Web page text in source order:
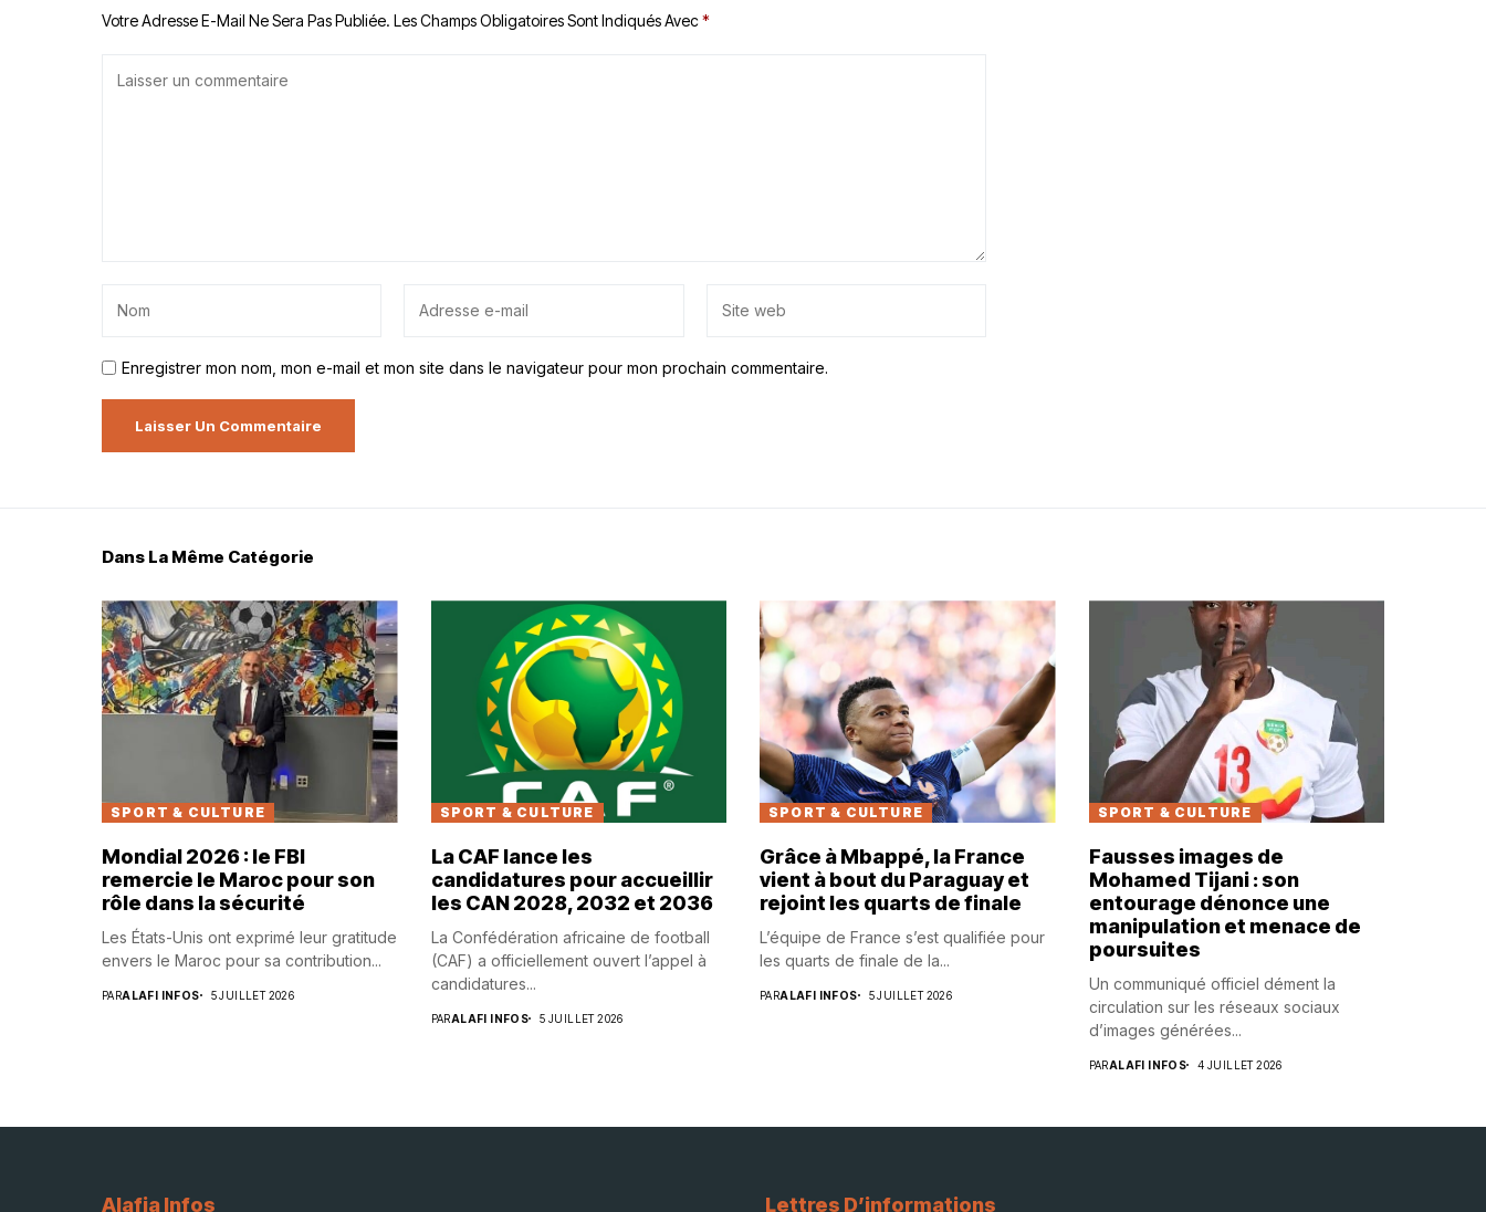
Votre Adresse E-Mail Ne Sera Pas Publiée. Les Champs Obligatoires Sont Indiqués Avec*
Enregistrer mon nom, mon e-mail et mon site dans le navigateur pour mon prochain commentaire.
Dans La Même Catégorie
SPORT & CULTURE
Mondial 2026 : le FBI
remercie le Maroc pour son
rôle dans la sécurité
Les États-Unis ont exprimé leur gratitude
envers le Maroc pour sa contribution...
PARALAFI INFOS 5 JUILLET 2026
SPORT & CULTURE
La CAF lance les
candidatures pour accueillir
les CAN 2028, 2032 et 2036
La Confédération africaine de football
(CAF) a officiellement ouvert l’appel à
candidatures...
PARALAFI INFOS 5 JUILLET 2026
SPORT & CULTURE
Grâce à Mbappé, la France
vient à bout du Paraguay et
rejoint les quarts de finale
L’équipe de France s’est qualifiée pour
les quarts de finale de la...
PARALAFI INFOS 5 JUILLET 2026
SPORT & CULTURE
Fausses images de
Mohamed Tijani : son
entourage dénonce une
manipulation et menace de
poursuites
Un communiqué officiel dément la
circulation sur les réseaux sociaux
d’images générées...
PARALAFI INFOS 4 JUILLET 2026
Alafia Infos Lettres D’informations